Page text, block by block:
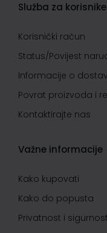
Služba za korisnike
Korisnički račun
Status/Povijest
Informacije o
Povrat proizvoda i
Kontaktirajte nas
Važne informacije
Kako kupovati
Kako do popusta
Privatnost i